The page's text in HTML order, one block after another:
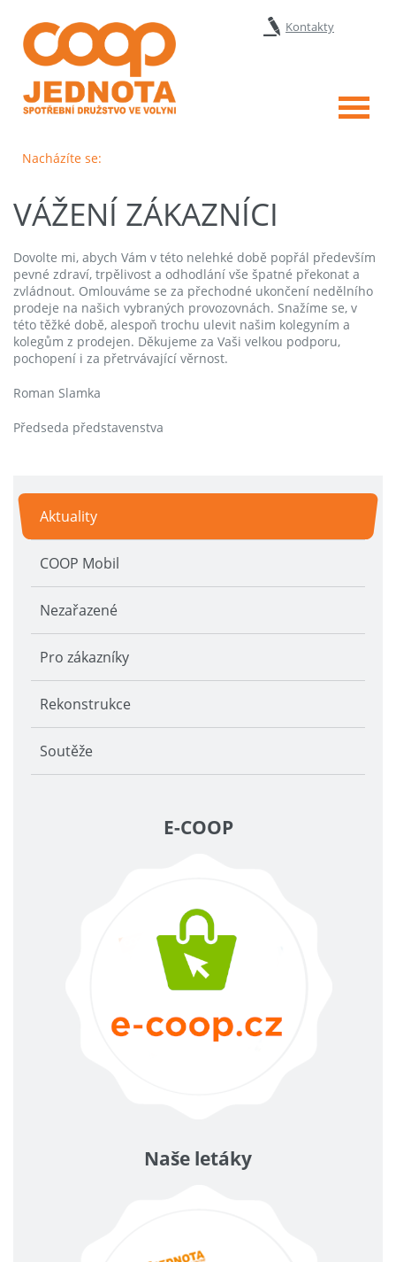
Kontakty
Menu
Nacházíte se:
VÁŽENÍ ZÁKAZNÍCI
Dovolte mi, abych Vám v této nelehké době popřál především
pevné zdraví, trpělivost a odhodlání vše špatné překonat a
zvládnout. Omlouváme se za přechodné ukončení nedělního
prodeje na našich vybraných provozovnách. Snažíme se, v
této těžké době, alespoň trochu ulevit našim kolegyním a
kolegům z prodejen. Děkujeme za Vaši velkou podporu,
pochopení i za přetrvávající věrnost.
Roman Slamka
Předseda představenstva
Aktuality
COOP Mobil
Nezařazené
Pro zákazníky
Rekonstrukce
Soutěže
E-COOP
Naše letáky